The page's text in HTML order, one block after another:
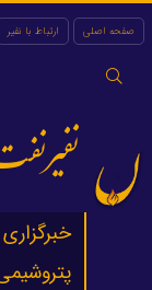
صفحه اصلی ارتباط با نفیر
جستجو